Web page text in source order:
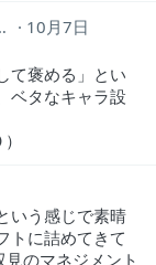
10月7日
て褒める」とい
ベタなキャラ設
いう感じで素晴
トに詰めてきて
のマネジメント